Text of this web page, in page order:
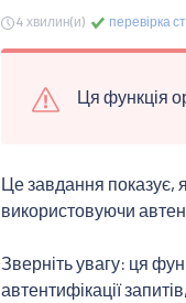
4 хвилин(и) перевірка
Ця функція
Це завдання показує,
використовуючи
Зверніть увагу: ця
автентифікації